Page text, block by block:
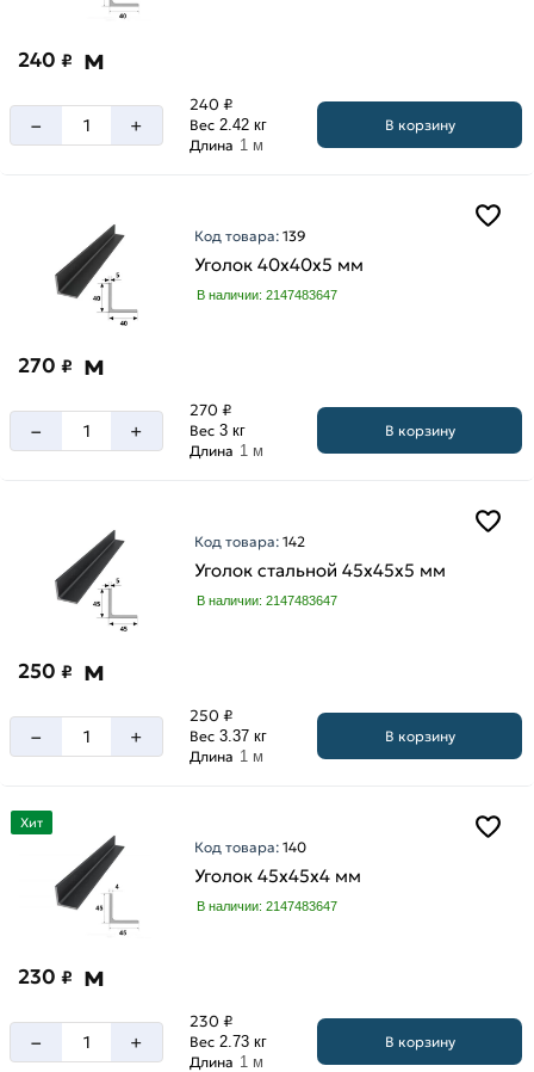
240 ₽ м
– +
240 ₽
Вес 2.42 кг
Длина 1 м
В корзину
Код товара:139
Уголок 40х40х5 мм
В наличии: 2147483647
270 ₽ м
– +
270 ₽
Вес 3 кг
Длина 1 м
В корзину
Код товара:142
Уголок стальной 45х45х5 мм
В наличии: 2147483647
250 ₽ м
– +
250 ₽
Вес 3.37 кг
Длина 1 м
В корзину
Хит
Код товара:140
Уголок 45х45х4 мм
В наличии: 2147483647
230 ₽ м
– +
230 ₽
Вес 2.73 кг
Длина 1 м
В корзину